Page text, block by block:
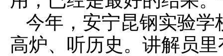
今年，安宁昆钢实验学
高炉、听历史。讲解员